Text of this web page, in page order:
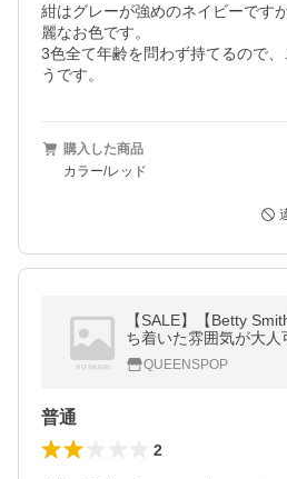
紺はグレーが強めのネイビーです
麗なお色です。
3色全て年齢を問わず持てるので
うです。
購入した商品
カラー/レッド
【SALE】【Betty
ち着いた雰囲気が大
彩パギンス＃3105【返
QUEENSPOP
普通
2